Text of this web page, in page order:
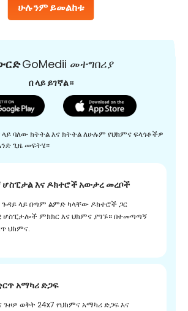
ሁሉንም ይመልከቱ
GoMedii መተግበሪያ
በ ላይ ይገኛል።
ላይ ባለው ክትትል እና ክትትል ለሁሉም የህክምና ፍላጎቶችዎ
ጊዜ መፍትሄ።
ሆስፒታል እና ዶክተሮች አውታረ መረቦች
ጉዳይ ላይ በጣም ልምድ ካላቸው ዶክተሮች ጋር
ሆስፒታሎች ምክክር እና ህክምና ያግኙ። በተመጣጣኝ
ህክምና.
አማካሪ ድጋፍ
ጉዞዎ ወቅት 24x7 የህክምና አማካሪ ድጋፍ እና